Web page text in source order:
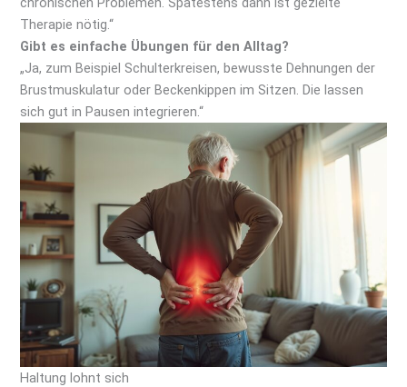
Therapie nötig.“
Gibt es einfache Übungen für den Alltag?
„Ja, zum Beispiel Schulterkreisen, bewusste Dehnungen der
Brustmuskulatur oder Beckenkippen im Sitzen. Die lassen
sich gut in Pausen integrieren.“
Haltung lohnt sich